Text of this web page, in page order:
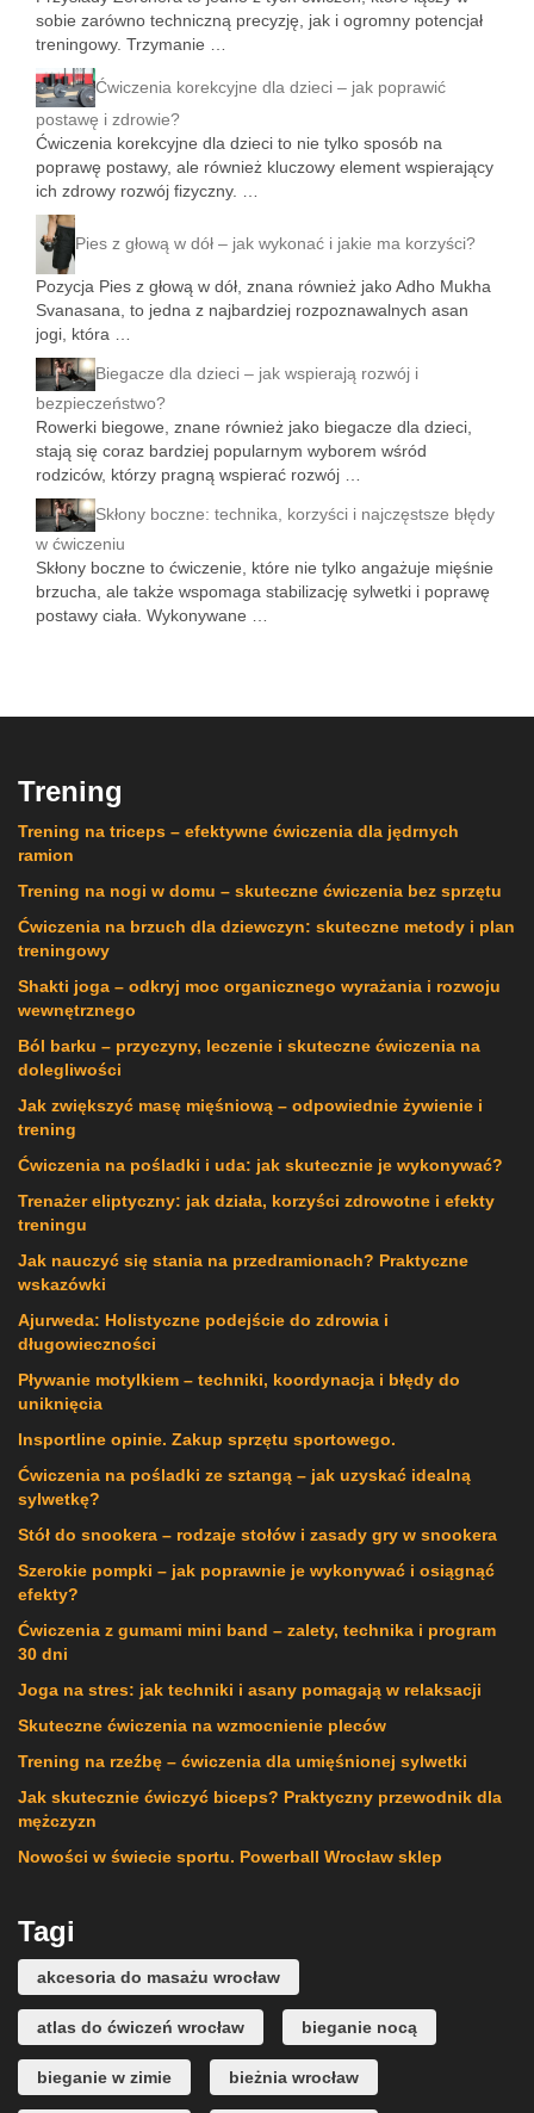
sobie zarówno techniczną precyzję, jak i ogromny potencjał
treningowy. Trzymanie …
Ćwiczenia korekcyjne dla dzieci – jak poprawić
postawę i zdrowie?
Ćwiczenia korekcyjne dla dzieci to nie tylko sposób na
poprawę postawy, ale również kluczowy element wspierający
ich zdrowy rozwój fizyczny. …
Pies z głową w dół – jak wykonać i jakie ma korzyści?
Pozycja Pies z głową w dół, znana również jako Adho Mukha
Svanasana, to jedna z najbardziej rozpoznawalnych asan
jogi, która …
Biegacze dla dzieci – jak wspierają rozwój i
bezpieczeństwo?
Rowerki biegowe, znane również jako biegacze dla dzieci,
stają się coraz bardziej popularnym wyborem wśród
rodziców, którzy pragną wspierać rozwój …
Skłony boczne: technika, korzyści i najczęstsze błędy
w ćwiczeniu
Skłony boczne to ćwiczenie, które nie tylko angażuje mięśnie
brzucha, ale także wspomaga stabilizację sylwetki i poprawę
postawy ciała. Wykonywane …
Trening
Trening na triceps – efektywne ćwiczenia dla jędrnych
ramion
Trening na nogi w domu – skuteczne ćwiczenia bez sprzętu
Ćwiczenia na brzuch dla dziewczyn: skuteczne metody i plan
treningowy
Shakti joga – odkryj moc organicznego wyrażania i rozwoju
wewnętrznego
Ból barku – przyczyny, leczenie i skuteczne ćwiczenia na
dolegliwości
Jak zwiększyć masę mięśniową – odpowiednie żywienie i
trening
Ćwiczenia na pośladki i uda: jak skutecznie je wykonywać?
Trenażer eliptyczny: jak działa, korzyści zdrowotne i efekty
treningu
Jak nauczyć się stania na przedramionach? Praktyczne
wskazówki
Ajurweda: Holistyczne podejście do zdrowia i
długowieczności
Pływanie motylkiem – techniki, koordynacja i błędy do
uniknięcia
Insportline opinie. Zakup sprzętu sportowego.
Ćwiczenia na pośladki ze sztangą – jak uzyskać idealną
sylwetkę?
Stół do snookera – rodzaje stołów i zasady gry w snookera
Szerokie pompki – jak poprawnie je wykonywać i osiągnąć
efekty?
Ćwiczenia z gumami mini band – zalety, technika i program
30 dni
Joga na stres: jak techniki i asany pomagają w relaksacji
Skuteczne ćwiczenia na wzmocnienie pleców
Trening na rzeźbę – ćwiczenia dla umięśnionej sylwetki
Jak skutecznie ćwiczyć biceps? Praktyczny przewodnik dla
mężczyzn
Nowości w świecie sportu. Powerball Wrocław sklep
Tagi
akcesoria do masażu wrocław
atlas do ćwiczeń wrocław bieganie nocą
bieganie w zimie bieżnia wrocław